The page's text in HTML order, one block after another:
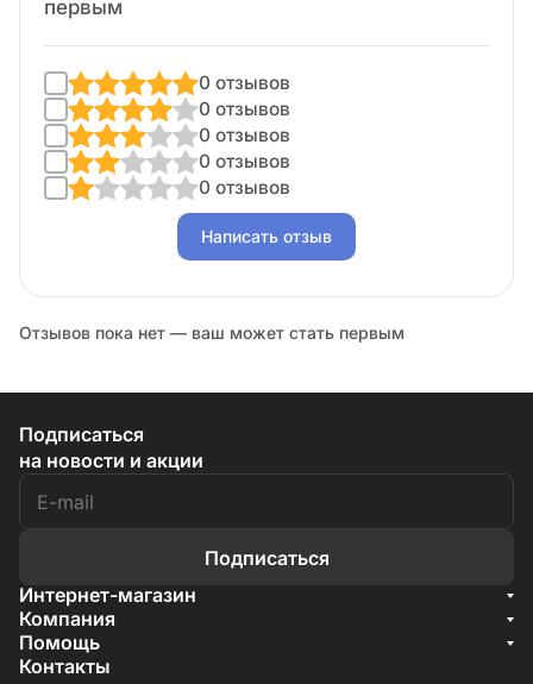
первым
0 отзывов
0 отзывов
0 отзывов
0 отзывов
0 отзывов
Написать отзыв
Отзывов пока нет — ваш может стать первым
Подписаться
на новости и акции
Подписаться
Интернет-магазин
Акции
Бренды
Компания
О компании
Документы
Помощь
Условия доставки
Контакты